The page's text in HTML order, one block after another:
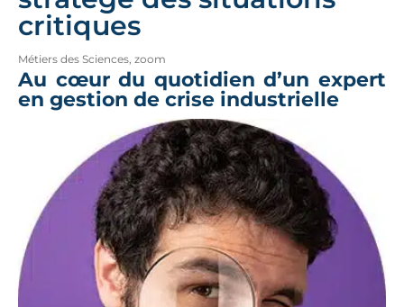
critiques
Métiers des Sciences, zoom
Au cœur du quotidien d’un expert
en gestion de crise industrielle